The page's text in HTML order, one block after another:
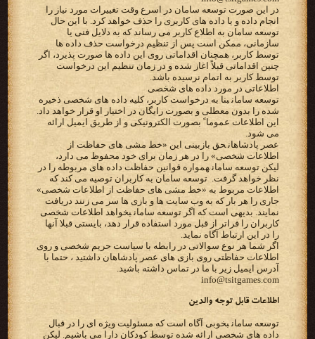
در این صورت توسعه سامان در اسرع وقت تغییرات مورد نیاز را
انجام داده و یا داده های کاربری را حذف خواهد کرد. با این حال
توسعه سامان به اطلاع کاربر می رساند که به دلایل فنی یا
سازمانی، ممکن است پس از تنظیم درخواست حذف داده ها
توسط کاربر، همچنان اقداماتی روی این داده ها صورت پذیرد، اگر
چنین اقداماتی قبلاً اغاز شده و در زمان تنظیم این درخواست
توسط کاربر به اتمام نرسیده باشد.
‫اطلاعاتی در مورد داده های شخصی‬
‫‪ توسعه سامان‬بنا به درخواست کاربر، کلیه داده های شخصی ذخیره
شده را بدون معطلی و بصورت رایگان در‬ ‫اختیار او قرار خواهد داد.
این اطلاعات عموما ً بصورت الکترونیکی و از طریق ایمیل ارائه
می شود.‬
‫‪ عصر پادشاهان‬حق بازبینی این «خط مشی های حفاظت از
اطلاعات شخصی» را در هر زمان برای خود محفوظ می دارد،
لیکن‬ ‫‪ توسعه سامان‬همواره قوانین حفاظت داده های مربوطه را در
نظر خواهد گرفت. ‪ توسعه سامان ‬به کاربران توصیه می‬ ‫کند که
اطلاعات مربوط به «خط مشی های حفاظت از اطلاعات شخصی»
جاری را هر بار که به وب سایت ها و بازی ها سر‬ ‫می زنند دریافت
نمایند. بدیهی است که اگر ‪ توسعه سامان‬بخواهد اطلاعات شخصی
کاربران را فراتر از قبل مورد استفاده قرار‬ ‫دهد، بایستی قبلا آنها
را در این ارتباط آگاه نماید.‬
اگر شما هر نوع سوالاتی در رابطه با سیاست حریم شخصی و روی
اطلاعات حفاظتی روی بازی های عصر پادشاهان داشتید ، حتما با
آدرس ایمیل زیر با ما در تماس داشته باشید.
info@tsitgames.com
‫اطلاعات قابل توجه والدین‬
‫‪ توسعه سامان‬بخوبی آگاه است که مسئولیت ویژه ای را در قبال